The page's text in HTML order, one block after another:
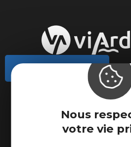
Nous
votre vie
Contactez-nous
Actualités
Marque Accueil